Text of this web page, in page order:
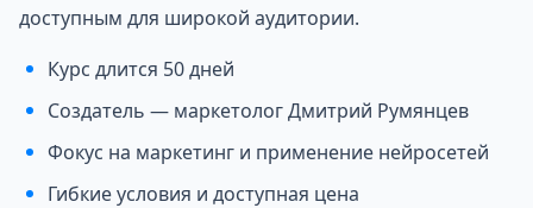
доступным для широкой аудитории.
Курс длится 50 дней
Создатель — маркетолог Дмитрий Румянцев
Фокус на маркетинг и применение нейросетей
Гибкие условия и доступная цена